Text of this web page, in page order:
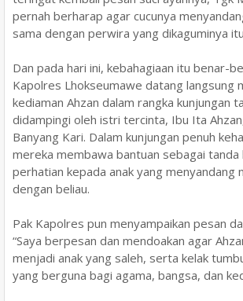
pernah berharap agar cucunya
sama dengan perwira yang dikaguminya
Dan pada hari ini, kebahagiaan itu benar-
Kapolres Lhokseumawe datang langsung
kediaman Ahzan dalam rangka kunjungan
didampingi oleh istri tercinta, Ibu Ita
Banyang Kari. Dalam kunjungan penuh
mereka membawa bantuan sebagai tanda
perhatian kepada anak yang menyandang
dengan beliau.
Pak Kapolres pun menyampaikan pesan
“Saya berpesan dan mendoakan agar
menjadi anak yang saleh, serta kelak
yang berguna bagi agama, bangsa, dan